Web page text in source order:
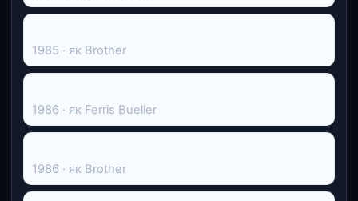
1985 · як Brother
1986 · як Ferris Bueller
1986 · як Brother